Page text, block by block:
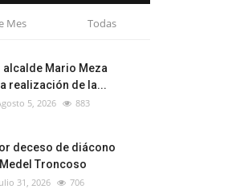
Mes Todas
alcalde Mario Meza
realización de la...
5, 2026 883
deceso de diácono
Troncoso
31, 2026 706